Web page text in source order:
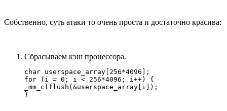
Собственно, суть атаки то очень проста и достаточно красива:
Сбрасываем кэш процессора.
char userspace_array[256*4096];
for (i = 0; i < 256*4096; i++) {
_mm_clflush(&userspace_array[i]);
}